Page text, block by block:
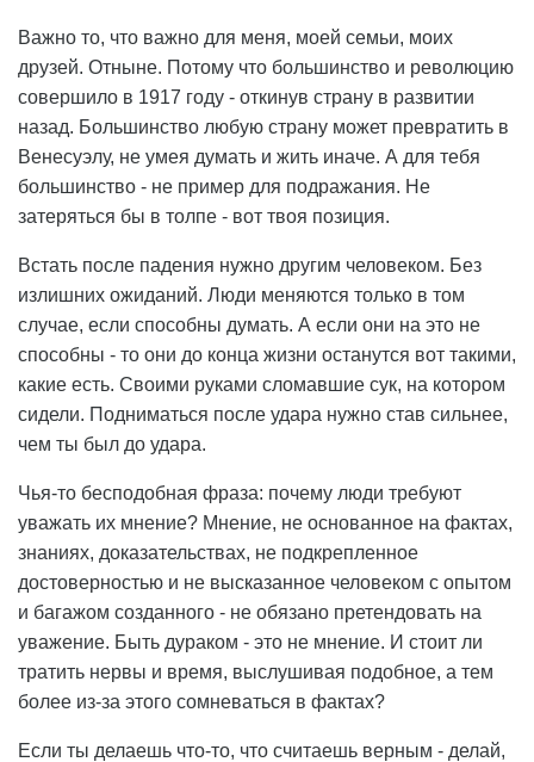
Важно то, что важно для меня, моей семьи, моих
друзей. Отныне. Потому что большинство и революцию
совершило в 1917 году - откинув страну в развитии
назад. Большинство любую страну может превратить в
Венесуэлу, не умея думать и жить иначе. А для тебя
большинство - не пример для подражания. Не
затеряться бы в толпе - вот твоя позиция.
Встать после падения нужно другим человеком. Без
излишних ожиданий. Люди меняются только в том
случае, если способны думать. А если они на это не
способны - то они до конца жизни останутся вот такими,
какие есть. Своими руками сломавшие сук, на котором
сидели. Подниматься после удара нужно став сильнее,
чем ты был до удара.
Чья-то бесподобная фраза: почему люди требуют
уважать их мнение? Мнение, не основанное на фактах,
знаниях, доказательствах, не подкрепленное
достоверностью и не высказанное человеком с опытом
и багажом созданного - не обязано претендовать на
уважение. Быть дураком - это не мнение. И стоит ли
тратить нервы и время, выслушивая подобное, а тем
более из-за этого сомневаться в фактах?
Если ты делаешь что-то, что считаешь верным - делай,